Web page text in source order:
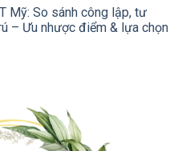
Mỹ: So sánh công lập, tư
– Ưu nhược điểm & lựa chọn